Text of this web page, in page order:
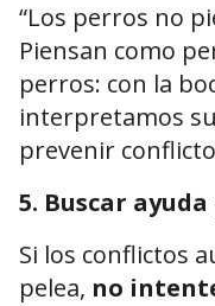
“Los perros no
Piensan como
perros: con la
interpretamos
prevenir
5. Buscar
Si los conflictos
pelea, no